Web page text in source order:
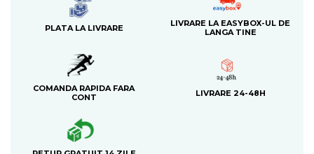
PLATA LA LIVRARE
LIVRARE LA EASYBOX-UL DE
LANGA TINE
COMANDA RAPIDA FARA
CONT
LIVRARE 24-48H